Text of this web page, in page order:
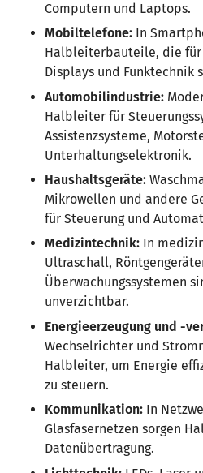
Computern und Laptops.
Mobiltelefone: In
Halbleiterbauteile, die für
Displays und Funktechnik
Automobilindustrie:
Halbleiter für
Assistenzsysteme,
Unterhaltungselektronik.
Haushaltsgeräte:
Mikrowellen und andere
für Steuerung und
Medizintechnik: In
Ultraschall,
Überwachungssystemen
unverzichtbar.
Energieerzeugung und -
Wechselrichter und
Halbleiter, um Energie
zu steuern.
Kommunikation: In
Glasfasernetzen sorgen
Datenübertragung.